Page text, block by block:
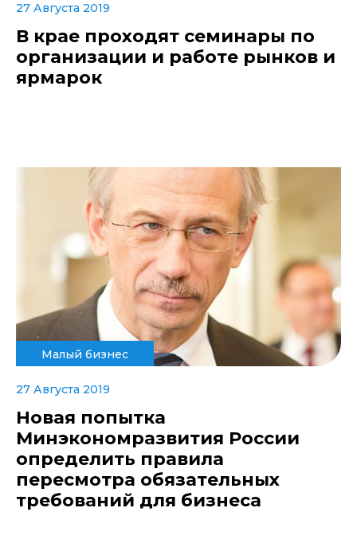
27 Августа 2019
В крае проходят семинары по
организации и работе рынков и
ярмарок
Малый бизнес
27 Августа 2019
Новая попытка
Минэкономразвития России
определить правила
пересмотра обязательных
требований для бизнеса